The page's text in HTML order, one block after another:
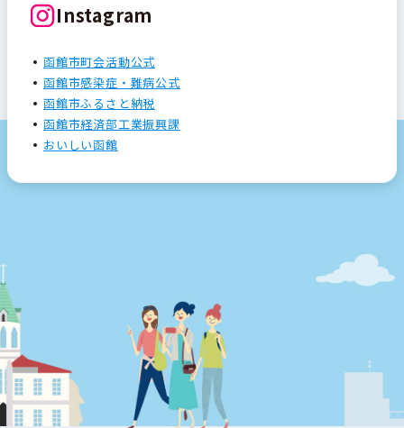
Instagram
函館市町会活動公式
函館市感染症・難病公式
函館市ふるさと納税
函館市経済部工業振興課
おいしい函館